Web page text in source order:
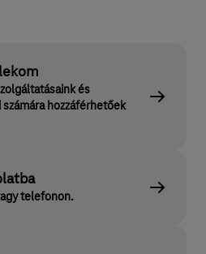
és
hozzáférhetőek
telefonon.